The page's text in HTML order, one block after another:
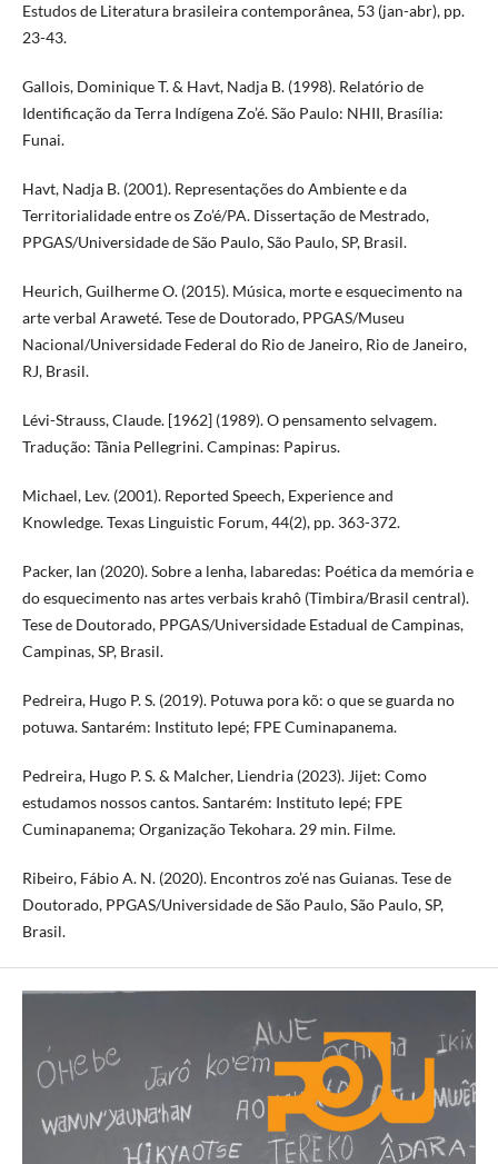
Estudos de Literatura brasileira contemporânea, 53 (jan-abr), pp.
23-43.
Gallois, Dominique T. & Havt, Nadja B. (1998). Relatório de
Identificação da Terra Indígena Zo’é. São Paulo: NHII, Brasília:
Funai.
Havt, Nadja B. (2001). Representações do Ambiente e da
Territorialidade entre os Zo’é/PA. Dissertação de Mestrado,
PPGAS/Universidade de São Paulo, São Paulo, SP, Brasil.
Heurich, Guilherme O. (2015). Música, morte e esquecimento na
arte verbal Araweté. Tese de Doutorado, PPGAS/Museu
Nacional/Universidade Federal do Rio de Janeiro, Rio de Janeiro,
RJ, Brasil.
Lévi-Strauss, Claude. [1962] (1989). O pensamento selvagem.
Tradução: Tânia Pellegrini. Campinas: Papirus.
Michael, Lev. (2001). Reported Speech, Experience and
Knowledge. Texas Linguistic Forum, 44(2), pp. 363-372.
Packer, Ian (2020). Sobre a lenha, labaredas: Poética da memória e
do esquecimento nas artes verbais krahô (Timbira/Brasil central).
Tese de Doutorado, PPGAS/Universidade Estadual de Campinas,
Campinas, SP, Brasil.
Pedreira, Hugo P. S. (2019). Potuwa pora kõ: o que se guarda no
potuwa. Santarém: Instituto Iepé; FPE Cuminapanema.
Pedreira, Hugo P. S. & Malcher, Liendria (2023). Jijet: Como
estudamos nossos cantos. Santarém: Instituto Iepé; FPE
Cuminapanema; Organização Tekohara. 29 min. Filme.
Ribeiro, Fábio A. N. (2020). Encontros zo’é nas Guianas. Tese de
Doutorado, PPGAS/Universidade de São Paulo, São Paulo, SP,
Brasil.